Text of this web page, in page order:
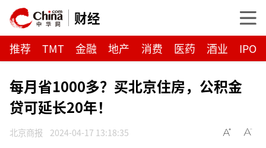
财经
推荐 TMT 金融 地产 消费 医药 酒业 IPO
每月省1000多？买北京住房，公积金
贷可延长20年！
北京商报 2024-04-17 13:18:35